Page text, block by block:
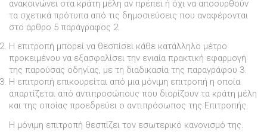
ανακοινώνει στα κράτη µέλη αν πρέπει ή όχι να αποσυρθούν
τα σχετικά πρότυπα από τις δηµοσιεύσεις που αναφέρονται
στο άρθρο 5 παράγραφος 2.
Η επιτροπή µπορεί να θεσπίσει κάθε κατάλληλο µέτρο
προκειµένου να εξασφαλίσει την ενιαία πρακτική εφαρµογή
της παρούσας οδηγίας, µε τη διαδικασία της παραγράφου 3.
Η επιτροπή επικουρείται από µια µόνιµη επιτροπή η οποία
απαρτίζεται από αντιπροσώπους που διορίζουν τα κράτη µέλη
και της οποίας προεδρεύει ο αντιπρόσωπος της Επιτροπής.
Η µόνιµη επιτροπή θεσπίζει τον εσωτερικό κανονισµό της.